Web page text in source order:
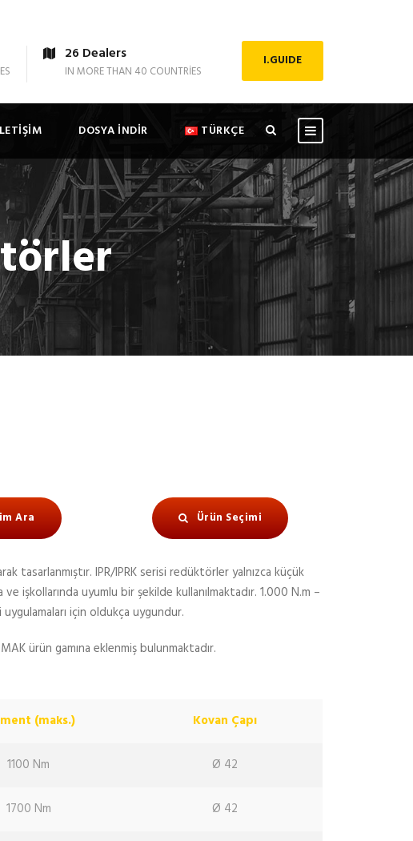
26 Dealers
IN MORE THAN 40 COUNTRIES
I.GUIDE
DOSYA İNDİR TÜRKÇE
Ara Ürün Seçimi
tasarlanmıştır. IPR/IPRK serisi redüktörler yalnızca küçük
işkollarında uyumlu bir şekilde kullanılmaktadır. 1.000 N.m –
için oldukça uygundur.
ürün gamına eklenmiş bulunmaktadır.
(maks.) Kovan Çapı
1100 Nm Ø 42
1700 Nm Ø 42